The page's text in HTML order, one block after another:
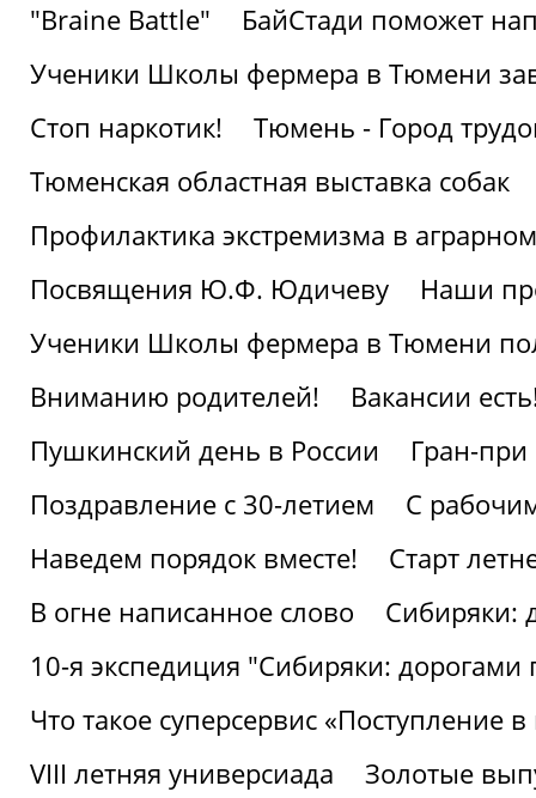
"Braine Battle"
БайСтади поможет
Ученики Школы фермера в Тюмени
Стоп наркотик!
Тюмень - Город
Тюменская областная выставка собак
Профилактика экстремизма в аграрном
Посвящения Ю.Ф. Юдичеву
Наши
Ученики Школы фермера в Тюмени
Вниманию родителей!
Вакансии
Пушкинский день в России
Гран-
Поздравление с 30-летием
С
Наведем порядок вместе!
Старт
В огне написанное слово
Сибиряки:
10-я экспедиция "Сибиряки: дорогами
Что такое суперсервис «Поступление
VIII летняя универсиада
Золотые